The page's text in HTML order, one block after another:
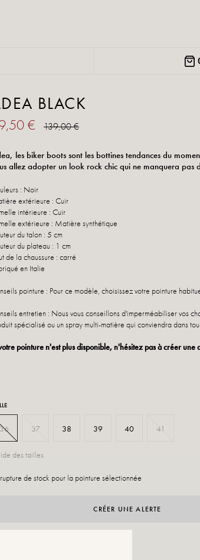
BLACK
€ 139,00 €
les biker boots sont les bottines tendances du
allez adopter un look rock chic qui ne manquera pas
: Noir
extérieure : Cuir
intérieure : Cuir
extérieure : Matière synthétique
du talon : 5 cm
du plateau : 1 cm
de la chaussure : carré
en Italie
pointure : Pour ce modèle, choisissez votre pointure
entretien : Nous vous conseillons d'imperméabiliser vos
spécialisé ou un spray multi-matière qui conviendra dans
pointure n'est plus disponible, n'hésitez pas à créer une
36 37 38 39 40 41
des tailles
de stock pour la pointure sélectionnée
CRÉER UNE ALERTE